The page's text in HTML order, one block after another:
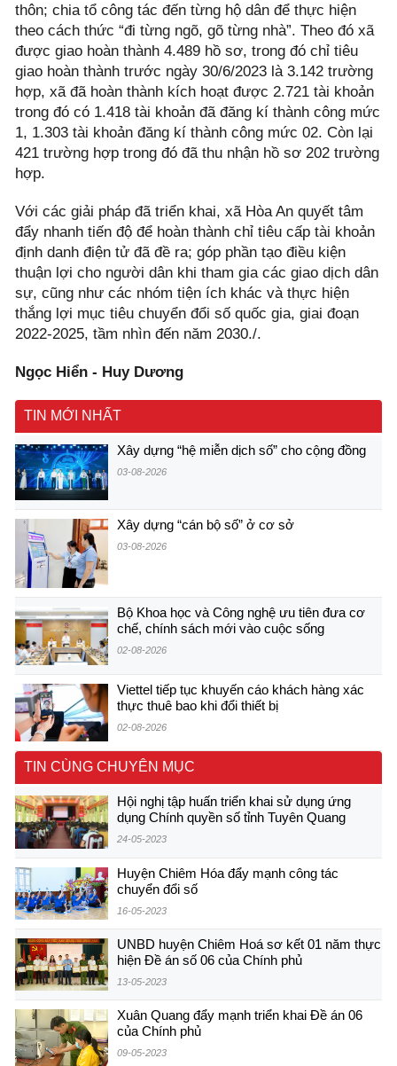
thôn; chia tổ công tác đến từng hộ dân để thực hiện
theo cách thức “đi từng ngõ, gõ từng nhà”. Theo đó xã
được giao hoàn thành 4.489 hồ sơ, trong đó chỉ tiêu
giao hoàn thành trước ngày 30/6/2023 là 3.142 trường
hợp, xã đã hoàn thành kích hoạt được 2.721 tài khoản
trong đó có 1.418 tài khoản đã đăng kí thành công mức
1, 1.303 tài khoản đăng kí thành công mức 02. Còn lại
421 trường hợp trong đó đã thu nhận hồ sơ 202 trường
hợp.
Với các giải pháp đã triển khai, xã Hòa An quyết tâm
đẩy nhanh tiến độ để hoàn thành chỉ tiêu cấp tài khoản
định danh điện tử đã đề ra; góp phần tạo điều kiện
thuận lợi cho người dân khi tham gia các giao dịch dân
sự, cũng như các nhóm tiện ích khác và thực hiện
thắng lợi mục tiêu chuyển đổi số quốc gia, giai đoạn
2022-2025, tầm nhìn đến năm 2030./.
Ngọc Hiển - Huy Dương
TIN MỚI NHẤT
Xây dựng “hệ miễn dịch số” cho cộng đồng
03-08-2026
Xây dựng “cán bộ số” ở cơ sở
03-08-2026
Bộ Khoa học và Công nghệ ưu tiên đưa cơ
chế, chính sách mới vào cuộc sống
02-08-2026
Viettel tiếp tục khuyến cáo khách hàng xác
thực thuê bao khi đổi thiết bị
02-08-2026
TIN CÙNG CHUYÊN MỤC
Hội nghị tập huấn triển khai sử dụng ứng
dụng Chính quyền số tỉnh Tuyên Quang
24-05-2023
Huyện Chiêm Hóa đẩy mạnh công tác
chuyển đổi số
16-05-2023
UNBD huyện Chiêm Hoá sơ kết 01 năm thực
hiện Đề án số 06 của Chính phủ
13-05-2023
Xuân Quang đẩy mạnh triển khai Đề án 06
của Chính phủ
09-05-2023